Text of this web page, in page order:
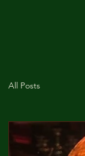
All Posts